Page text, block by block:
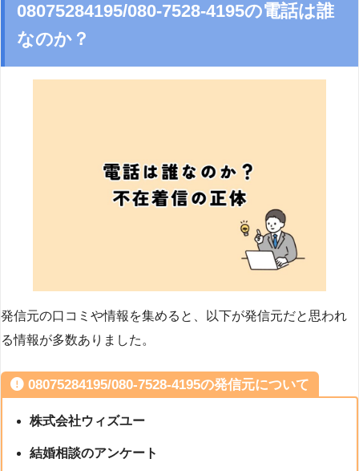
08075284195/080-7528-4195の電話は誰
なのか？
発信元の口コミや情報を集めると、以下が発信元だと思われ
る情報が多数ありました。
08075284195/080-7528-4195の発信元について
株式会社ウィズユー
結婚相談のアンケート